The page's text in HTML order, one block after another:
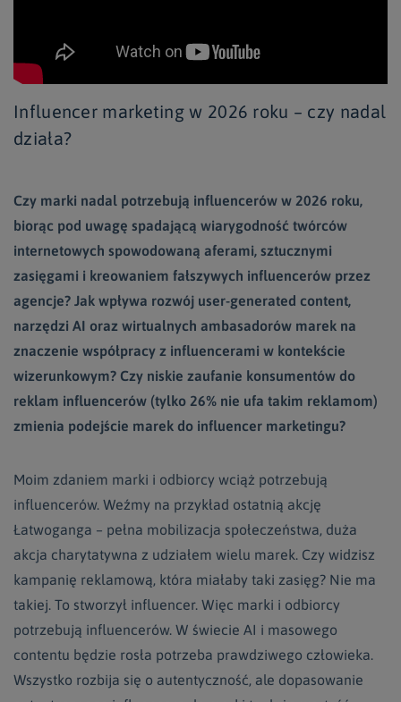
Influencer marketing w 2026 roku – czy nadal
działa?
Czy marki nadal potrzebują influencerów w 2026 roku,
biorąc pod uwagę spadającą wiarygodność twórców
internetowych spowodowaną aferami, sztucznymi
zasięgami i kreowaniem fałszywych influencerów przez
agencje? Jak wpływa rozwój user-generated content,
narzędzi AI oraz wirtualnych ambasadorów marek na
znaczenie współpracy z influencerami w kontekście
wizerunkowym? Czy niskie zaufanie konsumentów do
reklam influencerów (tylko 26% nie ufa takim reklamom)
zmienia podejście marek do influencer marketingu?
Moim zdaniem marki i odbiorcy wciąż potrzebują
influencerów. Weźmy na przykład ostatnią akcję
Łatwoganga – pełna mobilizacja społeczeństwa, duża
akcja charytatywna z udziałem wielu marek. Czy widzisz
kampanię reklamową, która miałaby taki zasięg? Nie ma
takiej. To stworzył influencer. Więc marki i odbiorcy
potrzebują influencerów. W świecie AI i masowego
contentu będzie rosła potrzeba prawdziwego człowieka.
Wszystko rozbija się o autentyczność, ale dopasowanie